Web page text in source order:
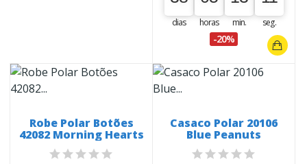
dias horas min. seg.
-20%
Robe Polar Botões
42082 Morning Hearts
Casaco Polar 20106
Blue Peanuts